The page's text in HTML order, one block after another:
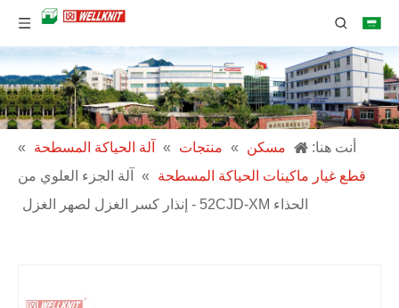
أنت هنا: مسكن » منتجات » آلة الحياكة المسطحة
»
قطع غيار ماكينات الحياكة المسطحة
»
آلة الجزء العلوي من
الحذاء 52CJD-XM - إنذار كسر الغزل لصهر الغزل